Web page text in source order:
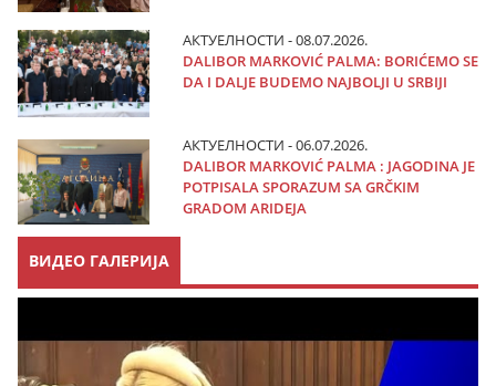
АКТУЕЛНОСТИ - 08.07.2026.
DALIBOR MARKOVIĆ PALMA: BORIĆEMO SE
DA I DALJE BUDEMO NAJBOLJI U SRBIJI
АКТУЕЛНОСТИ - 06.07.2026.
DALIBOR MARKOVIĆ PALMA : JAGODINA JE
POTPISALA SPORAZUM SA GRČKIM
GRADOM ARIDEJA
ВИДЕО ГАЛЕРИЈА